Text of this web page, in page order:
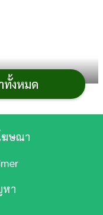
ยย่อมมีการ
รชราภาพตาม
รมในชีวิตประจำวัน
นำไปสู่ปัญหา
ภาพ
วทางการดูแลตัว
ทั้งหมด
ฆษณา
หา